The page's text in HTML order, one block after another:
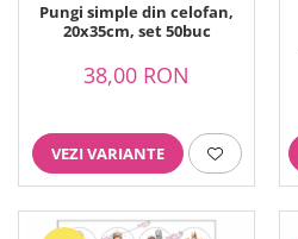
Pungi simple din celofan,
20x35cm, set 50buc
38,00 RON
VEZI VARIANTE